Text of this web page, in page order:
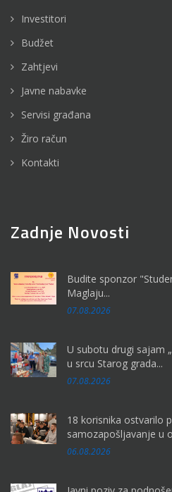
Investitori
Budžet
Zahtjevi
Javne nabavke
Servisi građana
Žiro račun
Kontakti
Zadnje Novosti
Budite sponzor
Maglaju...
07.08.2026
U subotu drugi sajam
u srcu Starog grada...
07.08.2026
18 korisnika ostvarilo
samozapošljavanje u
06.08.2026